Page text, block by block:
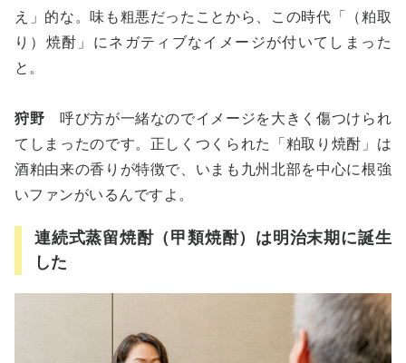
え」的な。味も粗悪だったことから、この時代「（粕取
り）焼酎」にネガティブなイメージが付いてしまった
と。
狩野 呼び方が一緒なのでイメージを大きく傷つけられ
てしまったのです。正しくつくられた「粕取り焼酎」は
酒粕由来の香りが特徴で、いまも九州北部を中心に根強
いファンがいるんですよ。
連続式蒸留焼酎（甲類焼酎）は明治末期に誕生
した